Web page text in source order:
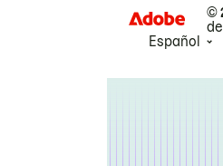
©
Español